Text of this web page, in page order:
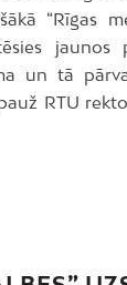
“Rīgas
jaunos
un tā
RTU